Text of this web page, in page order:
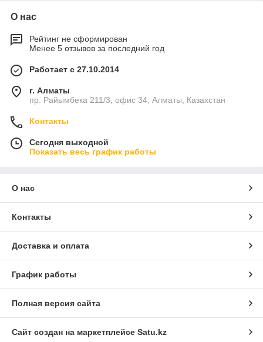
О нас
Рейтинг не сформирован
Менее 5 отзывов за последний год
Работает с 27.10.2014
г. Алматы
пр. Райымбека 211/3, офис 34, Алматы, Казахстан
Контакты
Сегодня выходной
Показать весь график работы
О нас
Контакты
Доставка и оплата
График работы
Полная версия сайта
Сайт создан на маркетплейсе Satu.kz